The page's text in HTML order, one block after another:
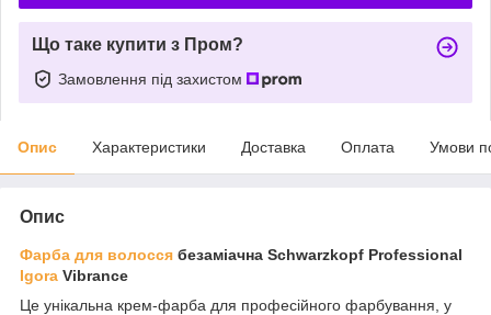
Що таке купити з Пром?
Замовлення під захистом
Опис Характеристики Доставка Оплата Умови
Опис
Фарба для волосся безаміачна Schwarzkopf Professional
Igora Vibrance
Це унікальна крем-фарба для професійного фарбування, у